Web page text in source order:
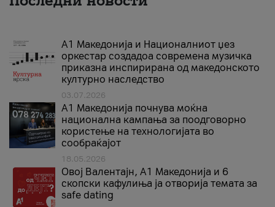
А1 Македонија и Националниот џез
оркестар создадоа современа музичка
приказна инспирирана од македонското
културно наследство
03.07.2026
A1 Македонија почнува моќна
национална кампања за поодговорно
користење на технологијата во
сообраќајот
18.05.2026
Овој Валентајн, A1 Македонија и 6
скопски кафулиња ја отворија темата за
safe dating